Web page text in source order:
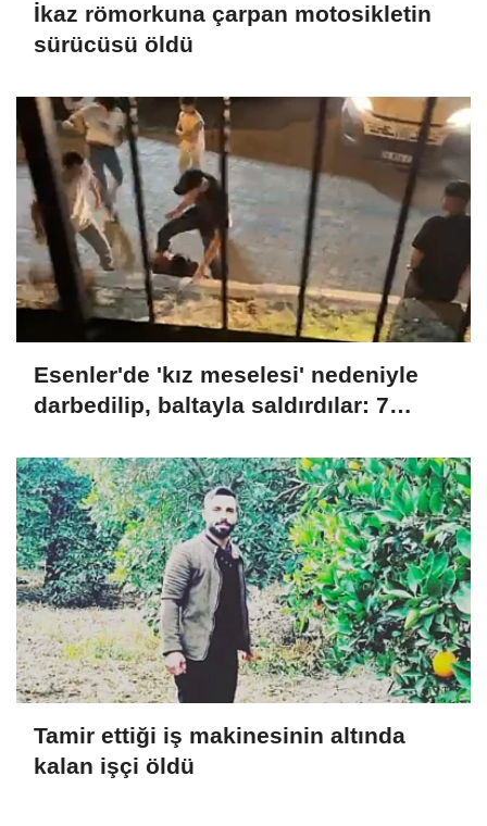
İkaz römorkuna çarpan motosikletin
sürücüsü öldü
Esenler'de 'kız meselesi' nedeniyle
darbedilip, baltayla saldırdılar: 7
Tamir ettiği iş makinesinin altında
kalan işçi öldü